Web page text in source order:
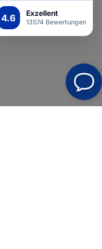
4.6 Exzellent
13574 Bewertungen